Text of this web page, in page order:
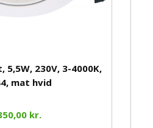
5,5W, 230V, 3-4000K,
mat hvid
kr.